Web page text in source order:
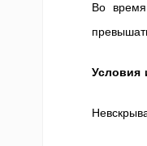
Во
Условия